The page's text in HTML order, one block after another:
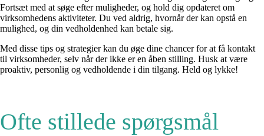
Fortsæt med at søge efter muligheder, og hold dig opdateret om
virksomhedens aktiviteter. Du ved aldrig, hvornår der kan opstå en
mulighed, og din vedholdenhed kan betale sig.
Med disse tips og strategier kan du øge dine chancer for at få kontakt
til virksomheder, selv når der ikke er en åben stilling. Husk at være
proaktiv, personlig og vedholdende i din tilgang. Held og lykke!
Ofte stillede spørgsmål